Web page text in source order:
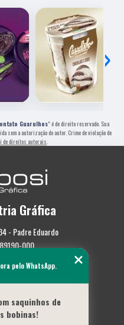
›
Guarulhos" é de direito reservado. Sua
sem a autorização do autor. Crime de violação de
de direitos autorais
Gráfica
- Padre Eduardo
000
pelo WhatsApp.
saquinhos de
bobinas!